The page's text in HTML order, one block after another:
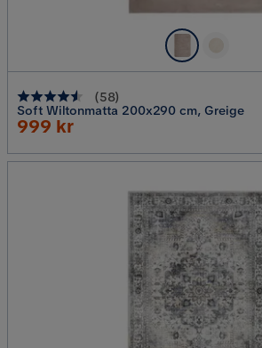
(58)
Soft Wiltonmatta 200x290 cm, Greige
Rabatterat
999 kr